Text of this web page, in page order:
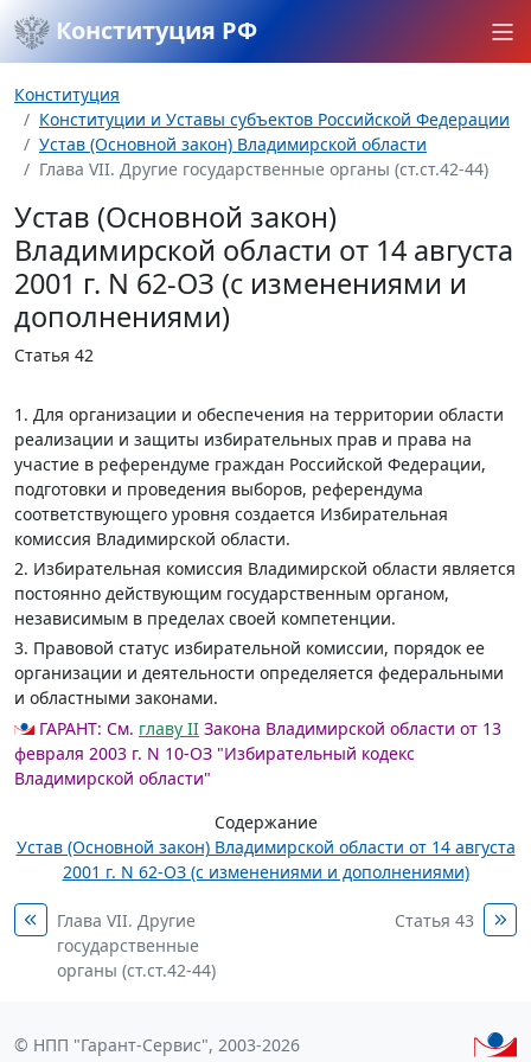
Конституция РФ
Конституция
Конституции и Уставы субъектов Российской Федерации
Устав (Основной закон) Владимирской области
Глава VII. Другие государственные органы (ст.ст.42-44)
Устав (Основной закон)
Владимирской области от 14 августа
2001 г. N 62-ОЗ (с изменениями и
дополнениями)
Статья 42
1. Для организации и обеспечения на территории области
реализации и защиты избирательных прав и права на
участие в референдуме граждан Российской Федерации,
подготовки и проведения выборов, референдума
соответствующего уровня создается Избирательная
комиссия Владимирской области.
2. Избирательная комиссия Владимирской области является
постоянно действующим государственным органом,
независимым в пределах своей компетенции.
3. Правовой статус избирательной комиссии, порядок ее
организации и деятельности определяется федеральными
и областными законами.
ГАРАНТ: См. главу II Закона Владимирской области от 13
февраля 2003 г. N 10-ОЗ "Избирательный кодекс
Владимирской области"
Содержание
Устав (Основной закон) Владимирской области от 14 августа
2001 г. N 62-ОЗ (с изменениями и дополнениями)
Глава VII. Другие
государственные
органы (ст.ст.42-44)
Статья 43
© НПП "Гарант-Сервис", 2003-2026